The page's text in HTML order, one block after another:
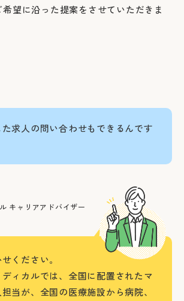
望に沿った提案をさせていただきま
求人の問い合わせもできるんです
キャリアアドバイザー
ください。
ィカルでは、全国に配置されたマ
当が、全国の医療施設から病院、